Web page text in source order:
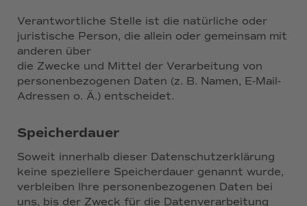
Verantwortliche Stelle ist die natürliche oder
juristische Person, die allein oder gemeinsam mit
anderen über
die Zwecke und Mittel der Verarbeitung von
personenbezogenen Daten (z. B. Namen, E-Mail-
Adressen o. Ä.) entscheidet.
Speicherdauer
Soweit innerhalb dieser Datenschutzerklärung
keine speziellere Speicherdauer genannt wurde,
verbleiben Ihre personenbezogenen Daten bei
uns, bis der Zweck für die Datenverarbeitung